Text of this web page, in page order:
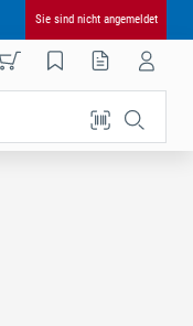
Sie sind nicht angemeldet